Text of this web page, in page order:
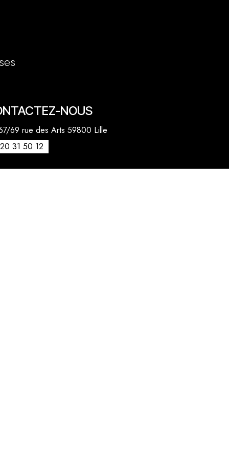
NOUS
69 rue des Arts 59800 Lille
31 50 12